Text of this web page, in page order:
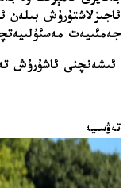
ئاجىزلاشتۇرۇش بىلەن
جەمئىيەت
ئىشەنچنى ئاشۇرۇش
تەۋسىيە